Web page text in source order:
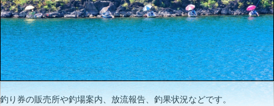
釣り券の販売所や釣場案内、放流報告、釣果状況などです。